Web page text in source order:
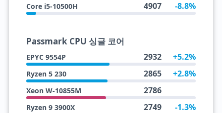
Core i5-10500H 4907 -8.8%
Passmark CPU 싱글 코어
EPYC 9554P 2932 +5.2%
Ryzen 5 230 2865 +2.8%
Xeon W-10855M 2786
Ryzen 9 3900X 2749 -1.3%